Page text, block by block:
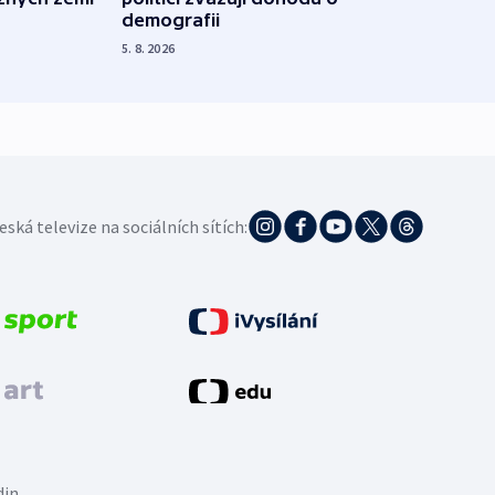
demografii
5. 8. 2026
televize na sociálních sítích: